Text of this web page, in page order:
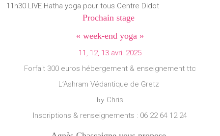
11h30 LIVE Hatha yoga pour tous Centre Didot
Prochain stage
« week-end yoga »
11, 12, 13 avril 2025
Forfait 300 euros hébergement & enseignement ttc
L’Ashram Védantique de Gretz
by Chris
Inscriptions & renseignements : 06 22 64 12 24